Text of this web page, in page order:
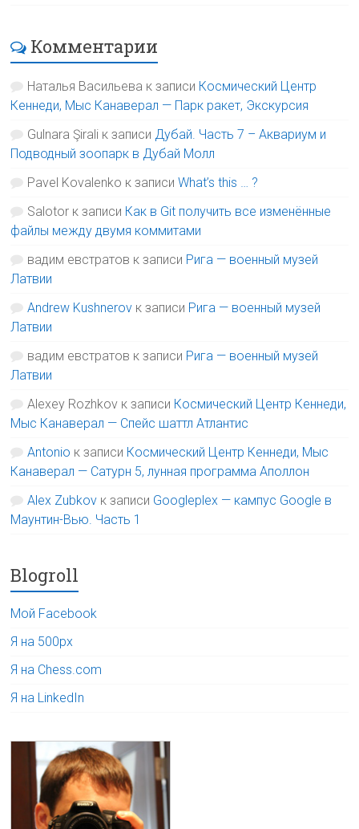
Комментарии
Наталья Васильева к записи Космический Центр
Кеннеди, Мыс Канаверал — Парк ракет, Экскурсия
Gulnara Şirali к записи Дубай. Часть 7 – Аквариум и
Подводный зоопарк в Дубай Молл
Pavel Kovalenko к записиWhat’s this … ?
Salotor к записи Как в Git получить все изменённые
файлы между двумя коммитами
вадим евстратов к записи Рига — военный музей
Латвии
Andrew Kushnerov к записи Рига — военный музей
Латвии
вадим евстратов к записи Рига — военный музей
Латвии
Alexey Rozhkov к записи Космический Центр Кеннеди,
Мыс Канаверал — Спейс шаттл Атлантис
Antonio к записи Космический Центр Кеннеди, Мыс
Канаверал — Сатурн 5, лунная программа Аполлон
Alex Zubkov к записи Googleplex — кампус Google в
Маунтин-Вью. Часть 1
Blogroll
Мой Facebook
Я на 500px
Я на Chess.com
Я на LinkedIn